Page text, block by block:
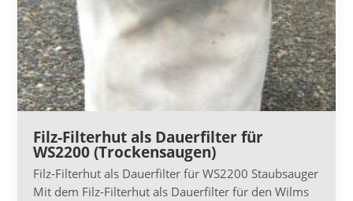
Filz-Filterhut als Dauerfilter für
WS2200 (Trockensaugen)
Filz-Filterhut als Dauerfilter für WS2200 Staubsauger
Mit dem Filz-Filterhut als Dauerfilter für den Wilms